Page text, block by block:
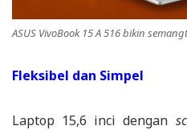
ASUS VivoBook 15 A 516 bikin
Fleksibel dan Simpel
Laptop 15,6 inci dengan